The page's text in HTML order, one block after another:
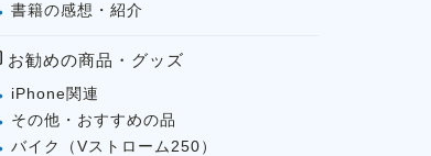
書籍の感想・紹介
お勧めの商品・グッズ
iPhone関連
その他・おすすめの品
バイク（Vストローム250）